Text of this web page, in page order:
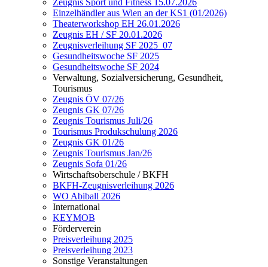
Zeugnis Sport und Fitness 15.07.2026
Einzelhändler aus Wien an der KS1 (01/2026)
Theaterworkshop EH 26.01.2026
Zeugnis EH / SF 20.01.2026
Zeugnisverleihung SF 2025_07
Gesundheitswoche SF 2025
Gesundheitswoche SF 2024
Verwaltung, Sozialversicherung, Gesundheit,
Tourismus
Zeugnis ÖV 07/26
Zeugnis GK 07/26
Zeugnis Tourismus Juli/26
Tourismus Produkschulung 2026
Zeugnis GK 01/26
Zeugnis Tourismus Jan/26
Zeugnis Sofa 01/26
Wirtschaftsoberschule / BKFH
BKFH-Zeugnisverleihung 2026
WO Abiball 2026
International
KEYMOB
Förderverein
Preisverleihung 2025
Preisverleihung 2023
Sonstige Veranstaltungen